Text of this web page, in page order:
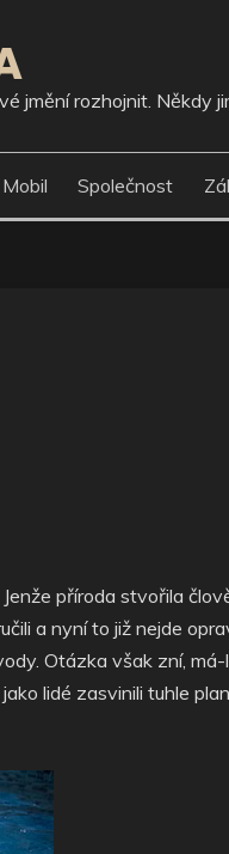
jmění rozhojnit. Někdy
Mobil Společnost
příroda stvořila
a nyní to již nejde
Otázka však zní,
lidé zasvinili tuhle